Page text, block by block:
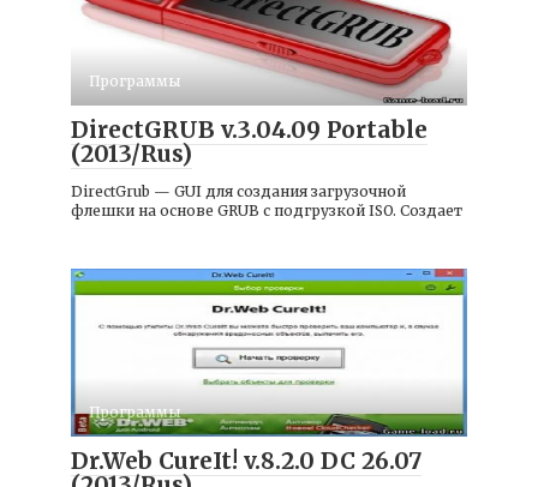
Программы
DirectGRUB v.3.04.09 Portable
(2013/Rus)
DirectGrub — GUI для создания загрузочной
флешки на основе GRUB с подгрузкой ISO. Создает
Программы
Dr.Web CureIt! v.8.2.0 DC 26.07